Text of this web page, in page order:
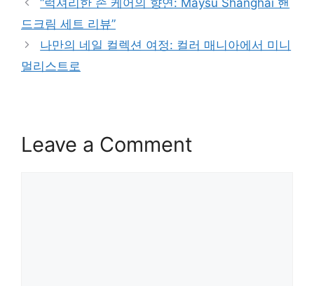
드크림 세트 리뷰”
나만의 네일 컬렉션 여정: 컬러 매니아에서 미니
멀리스트로
Leave a Comment